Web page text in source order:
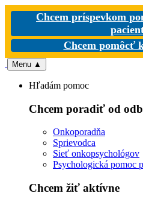
Chcem príspevkom
Chcem pomôcť
Menu ▲
Hľadám pomoc
Chcem poradiť od
Onkoporadňa
Sprievodca
Sieť onkopsychológov
Psychologická pomoc
Chcem žiť aktívne